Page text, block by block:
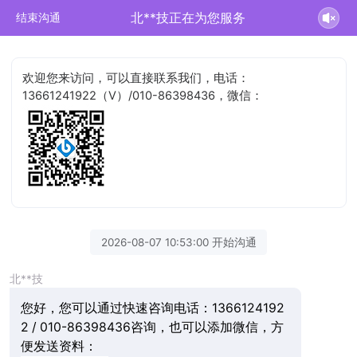
结束沟通 北**技正在为您服务
欢迎您来访问，可以直接联系我们，电话：
13661241922（V）/010-86398436，微信：
2026-08-07 10:53:00 开始沟通
北**技
您好，您可以通过快速咨询电话：1366124192
2 / 010-86398436咨询，也可以添加微信，方
便发送资料：